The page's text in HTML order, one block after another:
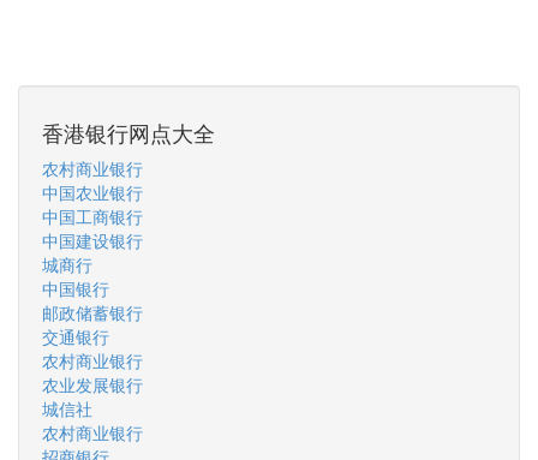
香港银行网点大全
农村商业银行
中国农业银行
中国工商银行
中国建设银行
城商行
中国银行
邮政储蓄银行
交通银行
农村商业银行
农业发展银行
城信社
农村商业银行